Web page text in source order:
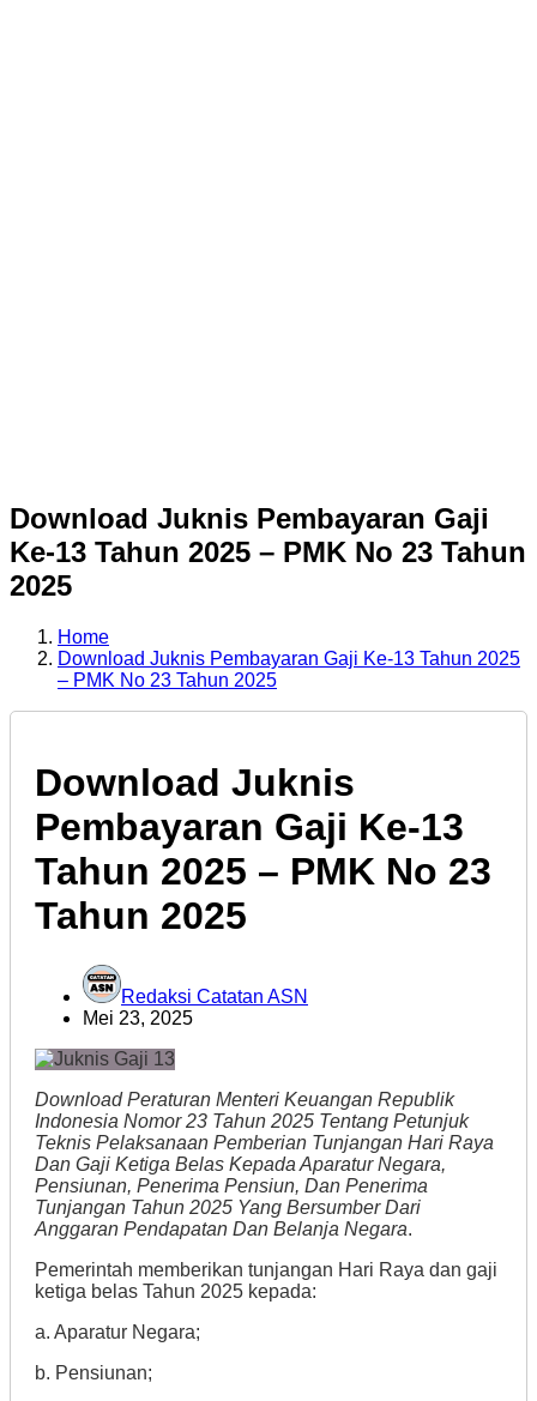
Download Juknis Pembayaran Gaji
Ke-13 Tahun 2025 – PMK No 23 Tahun
2025
Home
Download Juknis Pembayaran Gaji Ke-13 Tahun 2025
– PMK No 23 Tahun 2025
Download Juknis
Pembayaran Gaji Ke-13
Tahun 2025 – PMK No 23
Tahun 2025
Redaksi Catatan ASN
Mei 23, 2025
Download Peraturan Menteri Keuangan Republik
Indonesia Nomor 23 Tahun 2025 Tentang Petunjuk
Teknis Pelaksanaan Pemberian Tunjangan Hari Raya
Dan Gaji Ketiga Belas Kepada Aparatur Negara,
Pensiunan, Penerima Pensiun, Dan Penerima
Tunjangan Tahun 2025 Yang Bersumber Dari
Anggaran Pendapatan Dan Belanja Negara.
Pemerintah memberikan tunjangan Hari Raya dan gaji
ketiga belas Tahun 2025 kepada:
a. Aparatur Negara;
b. Pensiunan;